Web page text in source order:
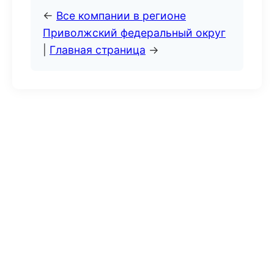
← Все компании в регионе
Приволжский федеральный округ
Главная страница →